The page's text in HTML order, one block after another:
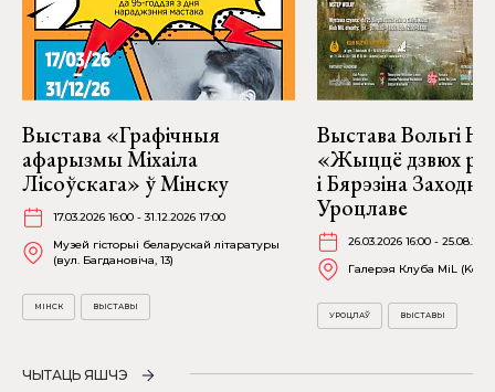
Выстава «Графічныя
афарызмы Міхаіла
Лісоўскага» ў Мінску
17.03.2026 16:00 - 31.12.2026 17:00
Музей гісторыі беларускай літаратуры
(вул. Багдановіча, 13)
МІНСК ВЫСТАВЫ
Выстава Вольгі
«Жыццё дзвюх
і Бярэзіна
Уроцлаве
26.03.2026 16:00 -
Галерэя Клуба MiL
УРОЦЛАЎ ВЫСТАВЫ
ЧЫТАЦЬ ЯШЧЭ